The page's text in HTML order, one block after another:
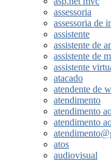
assessoria
assessoria de
assistente
assistente de
assistente de
assistente
atacado
atendente de
atendimento
atendimento
atendimento
atos
audiovisual